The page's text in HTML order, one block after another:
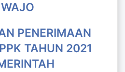
PENERIMAAN
TAHUN 2021